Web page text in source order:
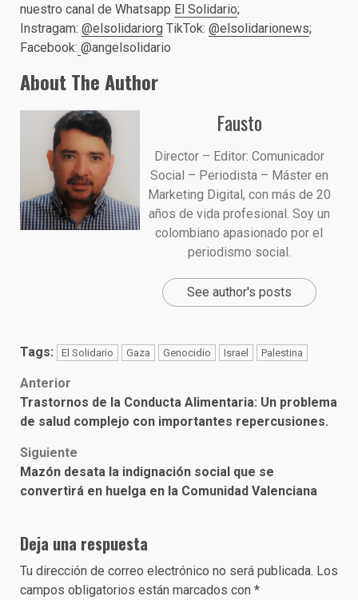
nuestro canal de Whatsapp El Solidario;
Instragam: @elsolidariorg TikTok: @elsolidarionews;
Facebook: @angelsolidario
About The Author
Fausto
Director – Editor: Comunicador
Social – Periodista – Máster en
Marketing Digital, con más de 20
años de vida profesional. Soy un
colombiano apasionado por el
periodismo social.
See author's posts
Tags: El Solidario Gaza Genocidio Israel Palestina
Post
navigation
Anterior
Trastornos de la Conducta Alimentaria: Un problema
de salud complejo con importantes repercusiones.
Siguiente
Mazón desata la indignación social que se
convertirá en huelga en la Comunidad Valenciana
Deja una respuesta
Tu dirección de correo electrónico no será publicada. Los
campos obligatorios están marcados con *